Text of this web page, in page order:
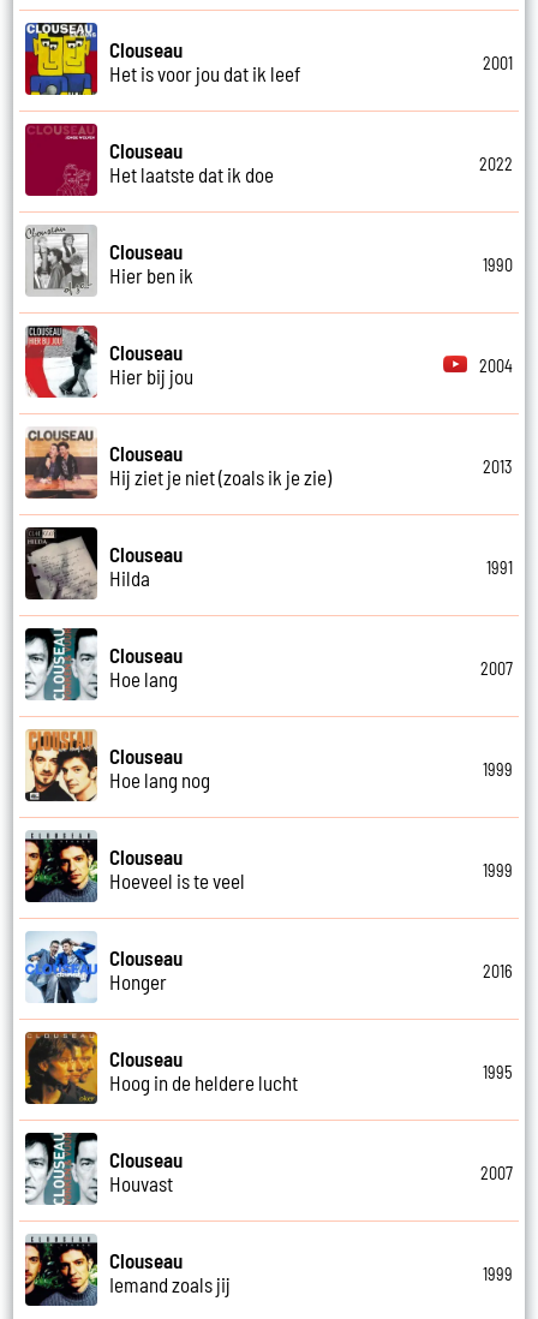
Clouseau
Het is voor jou dat ik leef
2001
Clouseau
Het laatste dat ik doe
2022
Clouseau
Hier ben ik
1990
Clouseau
Hier bij jou
2004
Clouseau
Hij ziet je niet (zoals ik je zie)
2013
Clouseau
Hilda
1991
Clouseau
Hoe lang
2007
Clouseau
Hoe lang nog
1999
Clouseau
Hoeveel is te veel
1999
Clouseau
Honger
2016
Clouseau
Hoog in de heldere lucht
1995
Clouseau
Houvast
2007
Clouseau
Iemand zoals jij
1999